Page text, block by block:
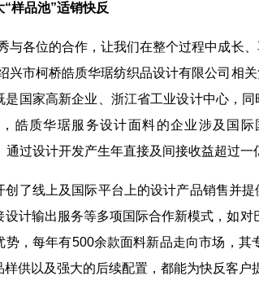
样品池”适销快反
各位的合作，让我们在整个过程中成长
兴市柯桥皓质华琚纺织品设计有限公司相
是国家高新企业、浙江省工业设计中心，
皓质华琚服务设计面料的企业涉及国际
通过设计开发产生年直接及间接收益超过一
线上及国际平台上的设计产品销售并提
设计输出服务等多项国际合作新模式，如
势，每年有500余款面料新品走向市场，
供以及强大的后续配置，都能为快反客户